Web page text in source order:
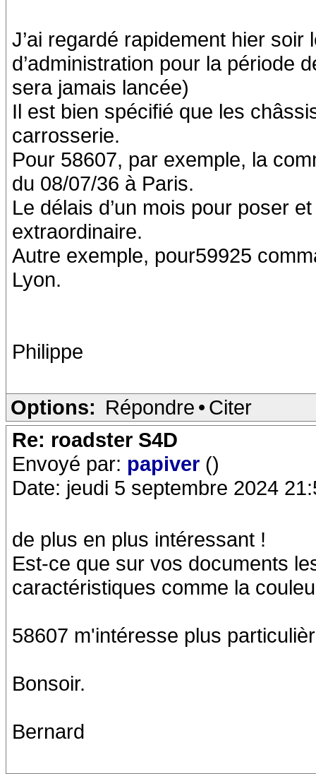
J’ai regardé rapidement hier
d’administration pour la période
sera jamais lancée)
Il est bien spécifié que les
carrosserie.
Pour 58607, par exemple, la
du 08/07/36 à Paris.
Le délais d’un mois pour poser
extraordinaire.
Autre exemple, pour59925
Lyon.
Philippe
Options: Répondre • Citer
Re: roadster S4D
Envoyé par: papiver ()
Date: jeudi 5 septembre 2024
de plus en plus intéressant !
Est-ce que sur vos documents
caractéristiques comme la
58607 m'intéresse plus
Bonsoir.
Bernard